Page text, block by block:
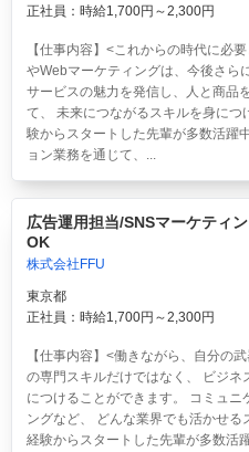
正社員：時給1,700円～2,300円
【仕事内容】<これからの時代に必
やWebマーケティングは、今後さら
サービスの魅力を発信し、人と商品
て、 未来につながるスキルを身につ
験からスタートした先輩が多数活躍
ョン業務を通じて、...
広告運用担当/SNSマーケティ
OK
株式会社FFU
東京都
正社員：時給1,700円～2,300円
【仕事内容】<働きながら、自分の
の専門スキルだけではなく、 ビジ
につけることができます。 コミュ
ングなど、 どんな業界でも活かせ
経験からスタートした先輩が多数活